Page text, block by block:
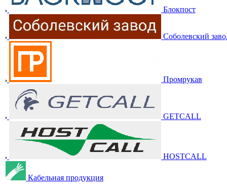
Блокпост
Соболевский
Промрукав
GETCALL
HOSTCALL
Кабельная продукция